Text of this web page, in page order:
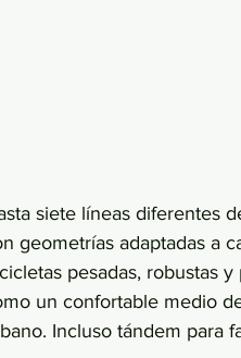
siete líneas diferentes
geometrías adaptadas a
pesadas, robustas y
un confortable medio
Incluso tándem para